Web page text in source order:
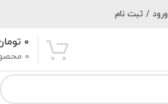
ورود / ثبت نام
0
۰